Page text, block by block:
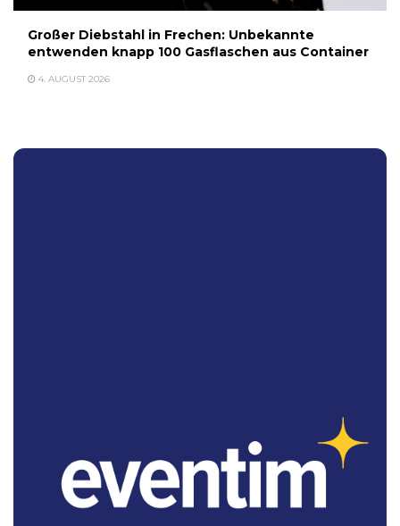
Großer Diebstahl in Frechen: Unbekannte
entwenden knapp 100 Gasflaschen aus Container
4. AUGUST 2026